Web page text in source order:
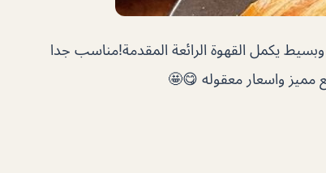
يكمل القهوة الرائعة المقدمة!مناسب جدا
مميز واسعار معقوله 😋🤩